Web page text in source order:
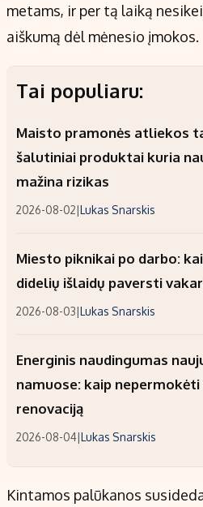
metams, ir per tą laiką
aiškumą dėl mėnesio įmokos.
Tai populiaru:
Maisto pramonės atliekos
šalutiniai produktai kuria
mažina rizikas
2026-08-02|Lukas Snarskis
Miesto piknikai po darbo:
didelių išlaidų paversti
2026-08-03|Lukas Snarskis
Energinis naudingumas
namuose: kaip nepermokėti
renovaciją
2026-08-04|Lukas Snarskis
Kintamos palūkanos